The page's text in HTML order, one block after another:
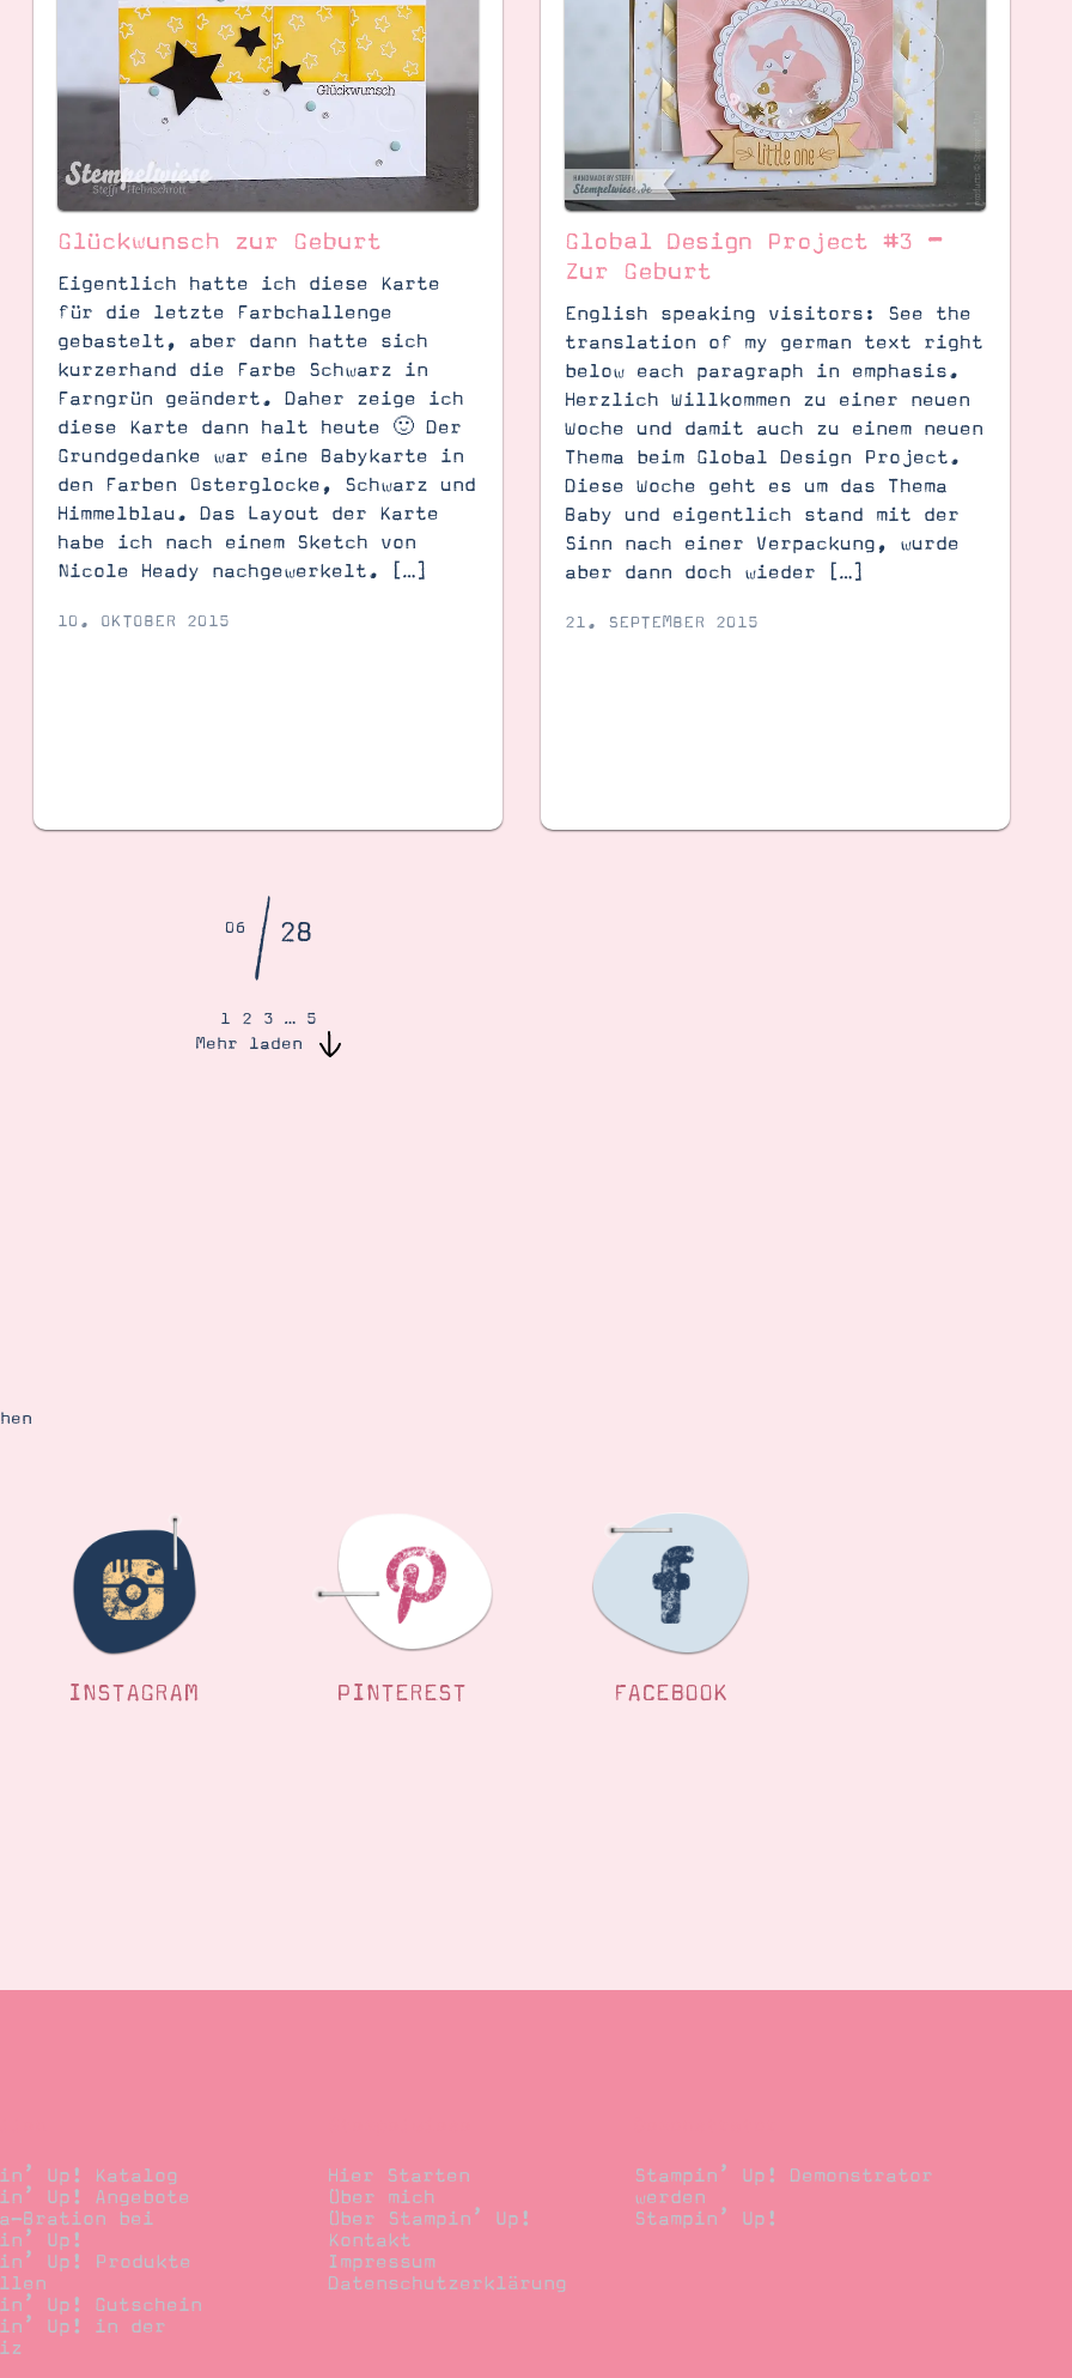
Glückwunsch zur Geburt
Eigentlich hatte ich diese Karte
für die letzte Farbchallenge
gebastelt, aber dann hatte sich
kurzerhand die Farbe Schwarz in
Farngrün geändert. Daher zeige ich
diese Karte dann halt heute 🙂 Der
Grundgedanke war eine Babykarte in
den Farben Osterglocke, Schwarz und
Himmelblau. Das Layout der Karte
habe ich nach einem Sketch von
Nicole Heady nachgewerkelt. […]
10. OKTOBER 2015
Global Design Project #3 –
Zur Geburt
English speaking visitors: See the
translation of my german text right
below each paragraph in emphasis.
Herzlich Willkommen zu einer neuen
Woche und damit auch zu einem neuen
Thema beim Global Design Project.
Diese Woche geht es um das Thema
Baby und eigentlich stand mit der
Sinn nach einer Verpackung, wurde
aber dann doch wieder […]
21. SEPTEMBER 2015
06/28
1 2 3 …
5
Mehr laden
INSTAGRAM PINTEREST FACEBOOK
Up! Katalog
Up! Angebote
Bration bei
Up!
Up! Produkte
Up! Gutschein
Up! in der
Hier Starten
Über mich
Über Stampin’ Up!
Kontakt
Impressum
Datenschutzerklärung
Stampin’ Up! Demonstrator
werden
Stampin’ Up!